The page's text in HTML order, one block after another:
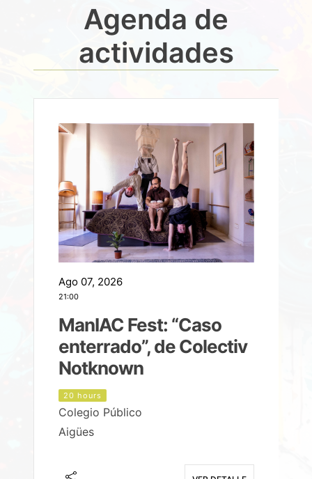
Agenda de
actividades
Ago 07, 2026
21:00
ManIAC Fest: “Caso
enterrado”, de Colectiv
Notknown
20 hours
Colegio Público
Aigües